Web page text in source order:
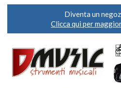
Diventa un
Clicca qui per